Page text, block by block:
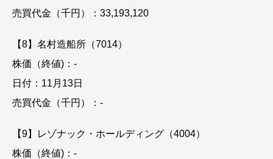
売買代金（千円）：33,193,120
【8】名村造船所（7014）
株価（終値)：-
日付：11月13日
売買代金（千円）：-
【9】レゾナック・ホールディング（4004）
株価（終値)：-